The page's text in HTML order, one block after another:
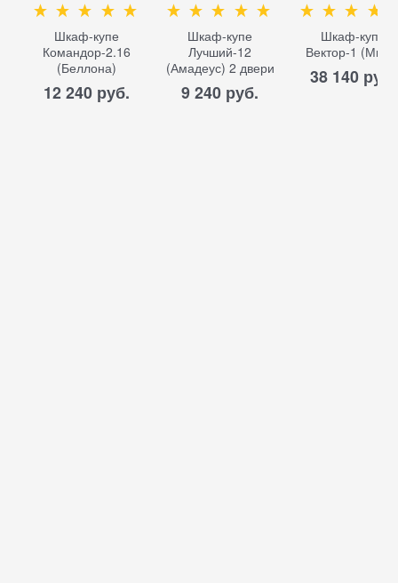
Шкаф-купе
Командор-2.16
(Беллона)
12 240 руб.
Шкаф-купе
Лучший-12
(Амадеус) 2 двери
9 240 руб.
Шкаф-купе
Вектор-1
38 140 руб.